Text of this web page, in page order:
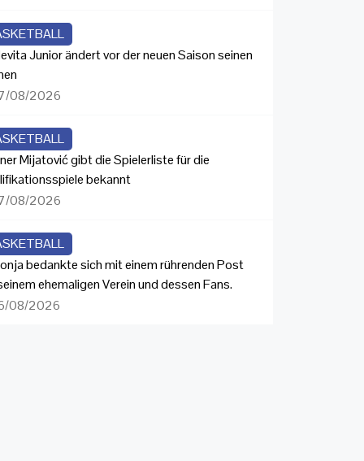
Junior ändert vor der neuen Saison seinen
08/2026
Mijatović gibt die Spielerliste für die
bekannt
08/2026
bedankte sich mit einem rührenden Post
ehemaligen Verein und dessen Fans.
08/2026